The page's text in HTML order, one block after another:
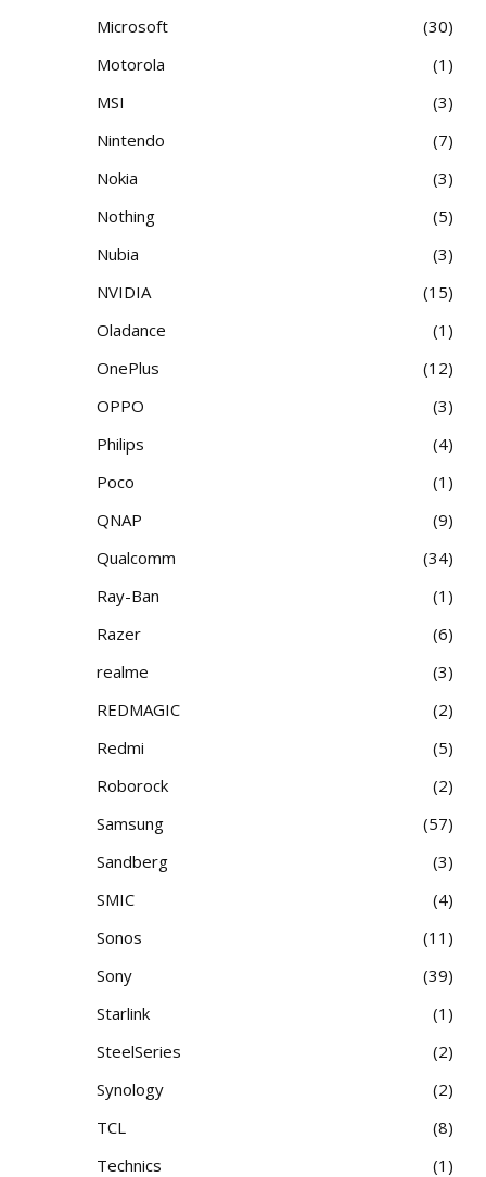
Microsoft
30
Motorola
1
MSI
3
Nintendo
7
Nokia
3
Nothing
5
Nubia
3
NVIDIA
15
Oladance
1
OnePlus
12
OPPO
3
Philips
4
Poco
1
QNAP
9
Qualcomm
34
Ray-Ban
1
Razer
6
realme
3
REDMAGIC
2
Redmi
5
Roborock
2
Samsung
57
Sandberg
3
SMIC
4
Sonos
11
Sony
39
Starlink
1
SteelSeries
2
Synology
2
TCL
8
Technics
1